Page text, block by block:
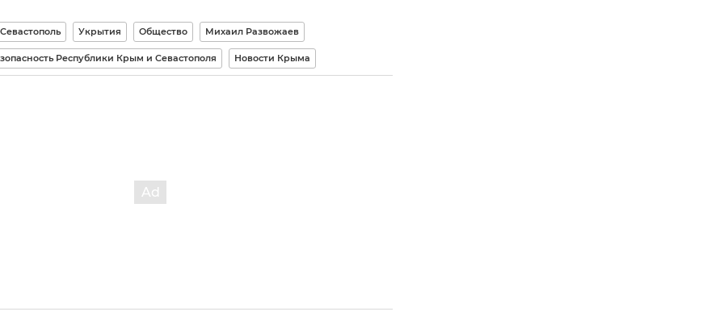
Севастополь Укрытия Общество Михаил Развожаев
Республики Крым и Севастополя Новости Крыма